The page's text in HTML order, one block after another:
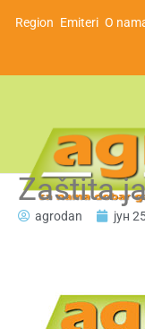
Region Emiteri O
Zaštita
agrodan јун